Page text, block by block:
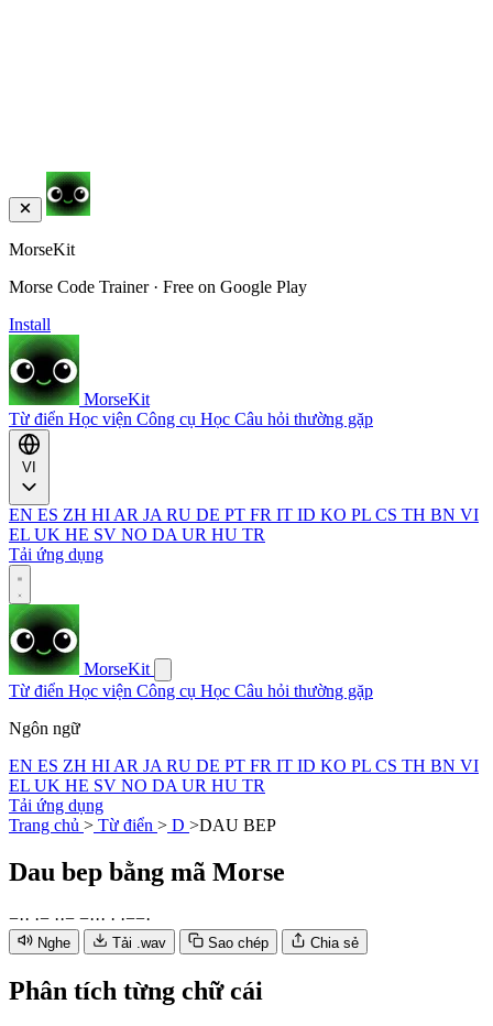
MorseKit
Morse Code Trainer · Free on Google Play
Install
MorseKit
Từ điển Học viện Công cụ Học Câu hỏi thường gặp
EN ES ZH HI AR JA RU DE PT FR IT ID KO PL CS TH BN VI
EL UK HE SV NO DA UR HU TR
Tải ứng dụng
MorseKit
Từ điển Học viện Công cụ Học Câu hỏi thường gặp
Ngôn ngữ
EN ES ZH HI AR JA RU DE PT FR IT ID KO PL CS TH BN VI
EL UK HE SV NO DA UR HU TR
Tải ứng dụng
Trang chủ > Từ điển > D >DAU BEP
Dau bep bằng mã Morse
−·· ·− ··− −··· · ·−−·
Nghe Tải .wav Sao chép Chia sẻ
Phân tích từng chữ cái